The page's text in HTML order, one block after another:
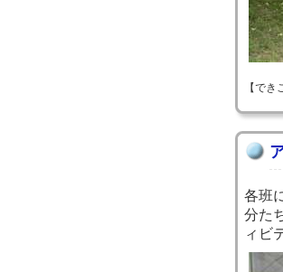
【で
各班
分た
ィビ